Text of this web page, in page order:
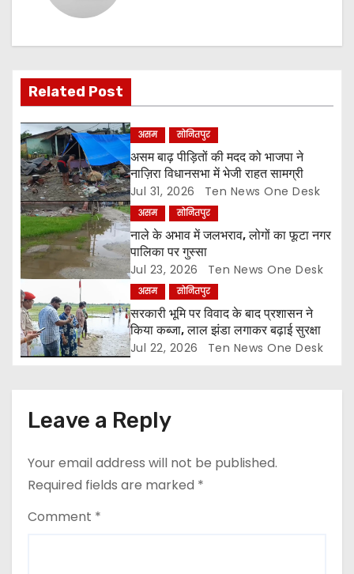
v
g
a
t
i
o
n
Related Post
असम सोनितपुर
असम बाढ़ पीड़ितों की मदद को भाजपा ने
नाज़िरा विधानसभा में भेजी राहत सामग्री
Jul 31, 2026 Ten News One Desk
असम सोनितपुर
नाले के अभाव में जलभराव, लोगों का फूटा नगर
पालिका पर गुस्सा
Jul 23, 2026 Ten News One Desk
असम सोनितपुर
सरकारी भूमि पर विवाद के बाद प्रशासन ने
किया कब्जा, लाल झंडा लगाकर बढ़ाई सुरक्षा
Jul 22, 2026 Ten News One Desk
Leave a Reply
Your email address will not be published.
Required fields are marked *
Comment *